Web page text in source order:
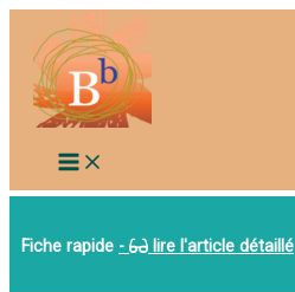
contenu
Fiche rapide - lire l'article détaillé